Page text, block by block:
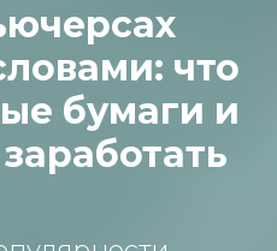
что
бумаги и